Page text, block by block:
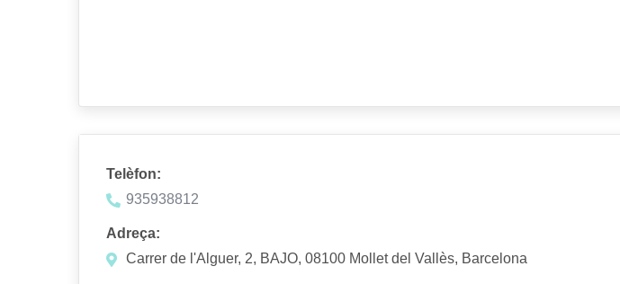
Telèfon:
935938812
Adreça:
Carrer de l'Alguer, 2, BAJO, 08100 Mollet del Vallès, Barcelona